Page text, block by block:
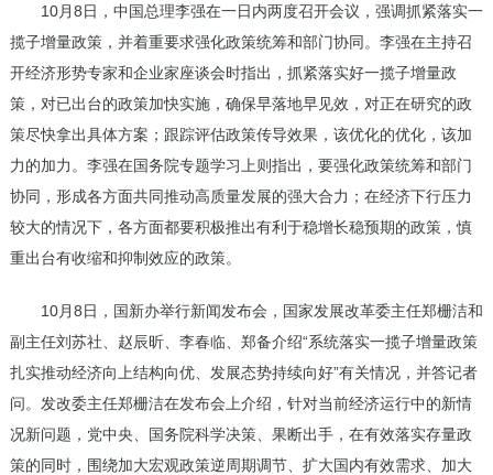
10月8日，中国总理李强在一日内两度召开会议，强调抓紧落实一
揽子增量政策，并着重要求强化政策统筹和部门协同。李强在主持召
开经济形势专家和企业家座谈会时指出，抓紧落实好一揽子增量政
策，对已出台的政策加快实施，确保早落地早见效，对正在研究的政
策尽快拿出具体方案；跟踪评估政策传导效果，该优化的优化，该加
力的加力。李强在国务院专题学习上则指出，要强化政策统筹和部门
协同，形成各方面共同推动高质量发展的强大合力；在经济下行压力
较大的情况下，各方面都要积极推出有利于稳增长稳预期的政策，慎
重出台有收缩和抑制效应的政策。
10月8日，国新办举行新闻发布会，国家发展改革委主任郑栅洁和
副主任刘苏社、赵辰昕、李春临、郑备介绍“系统落实一揽子增量政策
扎实推动经济向上结构向优、发展态势持续向好”有关情况，并答记者
问。发改委主任郑栅洁在发布会上介绍，针对当前经济运行中的新情
况新问题，党中央、国务院科学决策、果断出手，在有效落实存量政
策的同时，围绕加大宏观政策逆周期调节、扩大国内有效需求、加大